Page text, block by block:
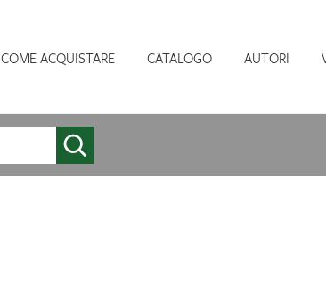
COME ACQUISTARE CATALOGO AUTORI